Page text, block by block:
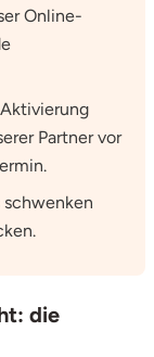
Online-
Partner vor
schwenken
die